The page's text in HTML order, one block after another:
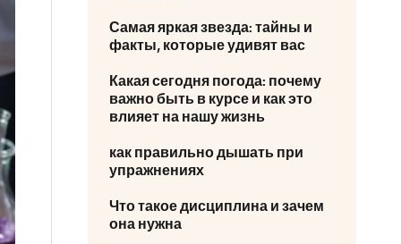
Самая яркая звезда: тайны и
факты, которые удивят вас
Какая сегодня погода: почему
важно быть в курсе и как это
влияет на нашу жизнь
как правильно дышать при
упражнениях
Что такое дисциплина и зачем
она нужна